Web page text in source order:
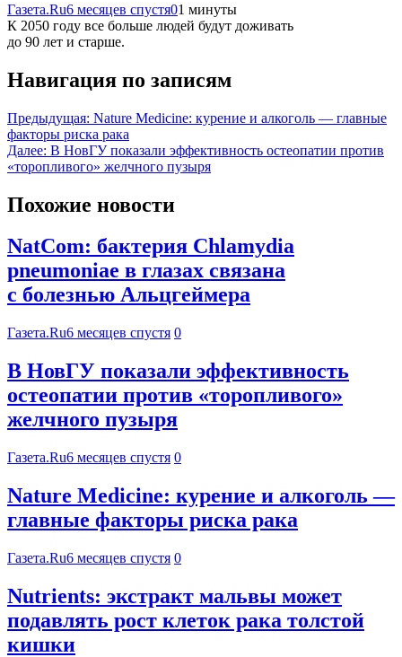
Газета.Ru6 месяцев спустя01 минуты
К 2050 году все больше людей будут доживать
до 90 лет и старше.
Навигация по записям
Предыдущая: Nature Medicine: курение и алкоголь — главные
факторы риска рака
Далее: В НовГУ показали эффективность остеопатии против
«торопливого» желчного пузыря
Похожие новости
NatCom: бактерия Chlamydia
pneumoniae в глазах связана
с болезнью Альцгеймера
Газета.Ru6 месяцев спустя 0
В НовГУ показали эффективность
остеопатии против «торопливого»
желчного пузыря
Газета.Ru6 месяцев спустя 0
Nature Medicine: курение и алкоголь —
главные факторы риска рака
Газета.Ru6 месяцев спустя 0
Nutrients: экстракт мальвы может
подавлять рост клеток рака толстой
кишки